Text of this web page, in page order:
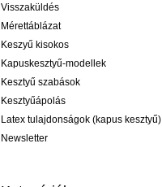
Visszaküldés
Mérettáblázat
Keszyű kisokos
Kapuskesztyű-modellek
Kesztyű szabások
Kesztyűápolás
Latex tulajdonságok (kapus kesztyű)
Newsletter